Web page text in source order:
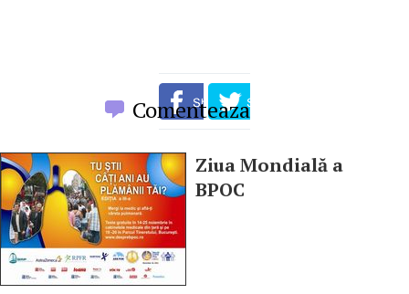
Comenteaza
Ziua Mondială a
BPOC